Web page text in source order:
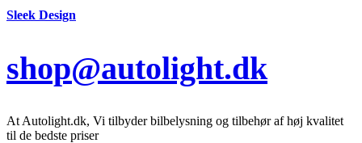
Sleek Design
shop@autolight.dk
At Autolight.dk, Vi tilbyder bilbelysning og tilbehør af høj kvalitet
til de bedste priser